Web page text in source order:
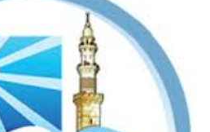
الجائحة
مغلقة